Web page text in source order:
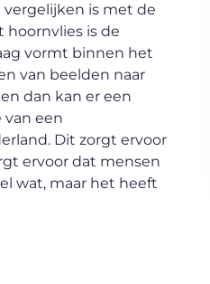
vergelijken is met de
is de
vormt binnen het
van beelden naar
dan kan er een
een
Dit zorgt ervoor
ervoor dat mensen
wat, maar het heeft